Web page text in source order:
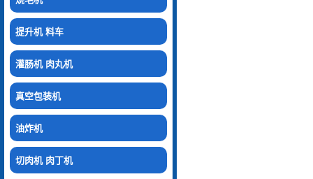
提升机 料车
灌肠机 肉丸机
真空包装机
油炸机
切肉机 肉丁机